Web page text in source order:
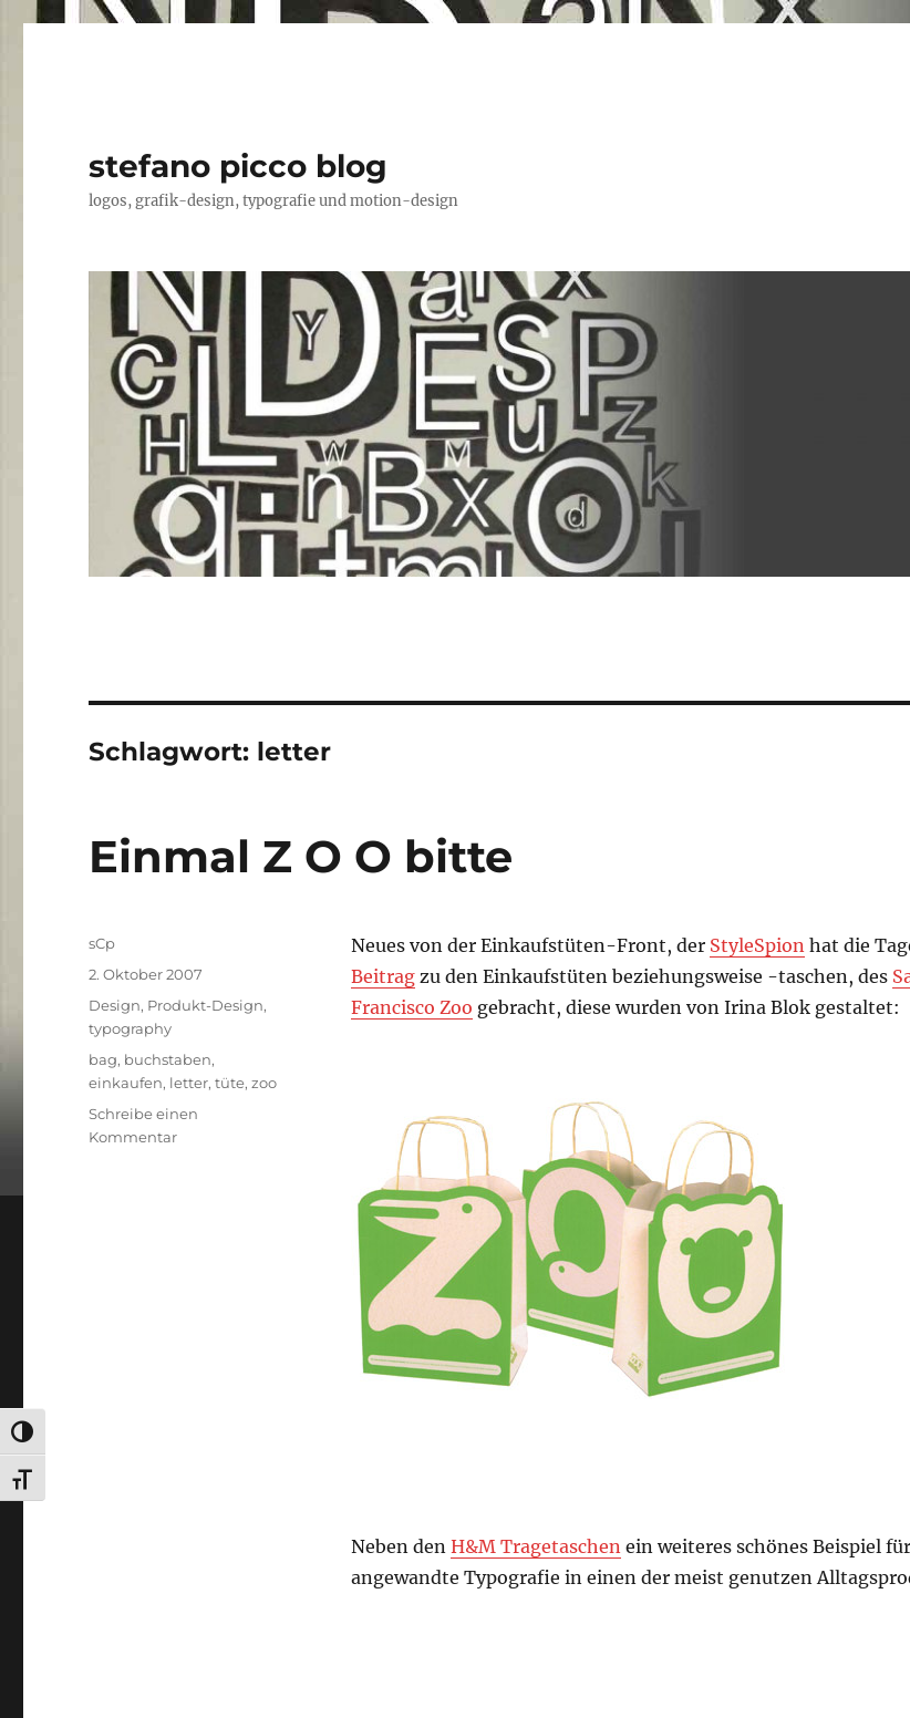
UMSCHALTEN AUF HOHE KONTRASTE
SCHRIFT VERGRÖSSERN
stefano picco blog
logos, grafik-design, typografie und motion-design
Schlagwort: letter
Einmal Z O O bitte
Neues von der Einkaufstüten-Front, der StyleSpionhat die
Beitragzu den Einkaufstüten beziehungsweise -taschen, des
Francisco Zoo gebracht, diese wurden von Irina Blok gestaltet:
Neben den H&M Tragetaschenein weiteres schönes Beispiel für
angewandte Typografie in einen der meist genutzen
Autor
sCp
Veröffentlicht
2. Oktober 2007
Kategorien
Design, Produkt-Design,
typography
Schlagwörter
bag, buchstaben,
einkaufen, letter,tüte,zoo
Schreibe einen
Kommentarzu